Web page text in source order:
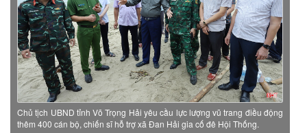
Chủ tịch UBND tỉnh Võ Trọng Hải yêu cầu lực lượng vũ trang điều động
thêm 400 cán bộ, chiến sĩ hỗ trợ xã Đan Hải gia cố đê Hội Thống.